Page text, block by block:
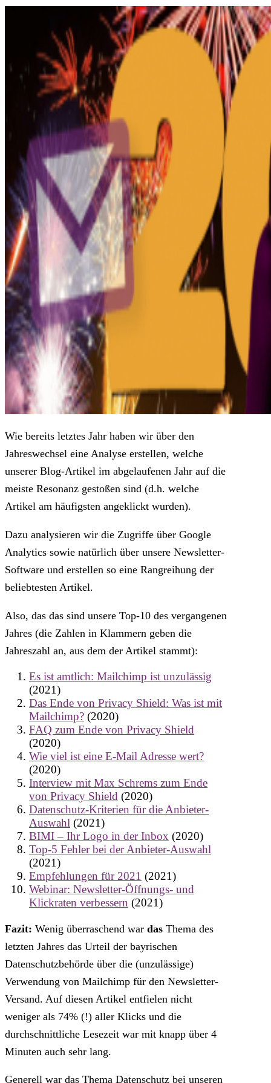
Wie bereits letztes Jahr haben wir über den
Jahreswechsel eine Analyse erstellen, welche
unserer Blog-Artikel im abgelaufenen Jahr auf die
meiste Resonanz gestoßen sind (d.h. welche
Artikel am häufigsten angeklickt wurden).
Dazu analysieren wir die Zugriffe über Google
Analytics sowie natürlich über unsere Newsletter-
Software und erstellen so eine Rangreihung der
beliebtesten Artikel.
Also, das das sind unsere Top-10 des vergangenen
Jahres (die Zahlen in Klammern geben die
Jahreszahl an, aus dem der Artikel stammt):
Es ist amtlich: Mailchimp ist unzulässig
(2021)
Das Ende von Privacy Shield: Was ist mit
Mailchimp? (2020)
FAQ zum Ende von Privacy Shield
(2020)
Wie viel ist eine E-Mail Adresse wert?
(2020)
Interview mit Max Schrems zum Ende
von Privacy Shield (2020)
Datenschutz-Kriterien für die Anbieter-
Auswahl (2021)
BIMI – Ihr Logo in der Inbox (2020)
Top-5 Fehler bei der Anbieter-Auswahl
(2021)
Empfehlungen für 2021 (2021)
Webinar: Newsletter-Öffnungs- und
Klickraten verbessern (2021)
Fazit: Wenig überraschend war das Thema des
letzten Jahres das Urteil der bayrischen
Datenschutzbehörde über die (unzulässige)
Verwendung von Mailchimp für den Newsletter-
Versand. Auf diesen Artikel entfielen nicht
weniger als 74% (!) aller Klicks und die
durchschnittliche Lesezeit war mit knapp über 4
Minuten auch sehr lang.
Generell war das Thema Datenschutz bei unseren